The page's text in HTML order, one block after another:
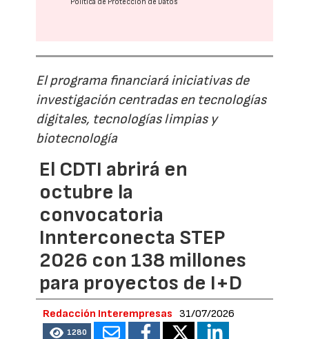
Política de Protección de Datos
El programa financiará iniciativas de
investigación centradas en tecnologías
digitales, tecnologías limpias y
biotecnología
El CDTI abrirá en
octubre la
convocatoria
Innterconecta STEP
2026 con 138 millones
para proyectos de I+D
Redacción Interempresas 31/07/2026
1280